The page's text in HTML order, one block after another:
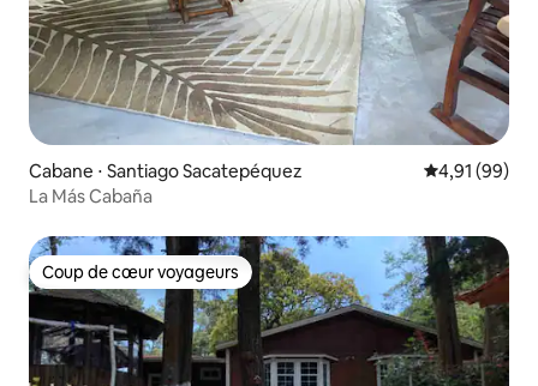
Cabane ⋅ Santiago Sacatepéquez Évaluation
4,91 (99)
La Más Cabaña
Coup de cœur voyageurs
Coup de cœur voyageurs